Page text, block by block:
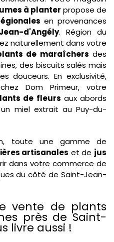
à planter propose de
en provenances
d'Angély. Région du
naturellement dans votre
de maraîchers des
des biscuits salés mais
douceurs. En exclusivité,
Dom Primeur, votre
de fleurs aux abords
miel extrait au Puy-du-
toute une gamme de
artisanales et de jus
dans votre commerce de
du côté de Saint-Jean-
vente de plants
près de Saint-
livre aussi !